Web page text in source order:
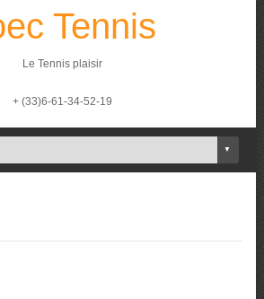
Tennis
Le Tennis plaisir
+ (33)6-61-34-52-19